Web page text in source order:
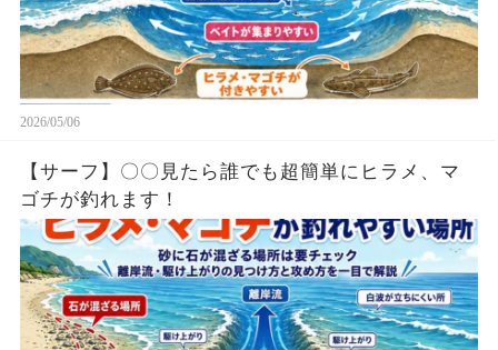
2026/05/06
【サーフ】〇〇見たら誰でも超簡単にヒラメ、マ
ゴチが釣れます！